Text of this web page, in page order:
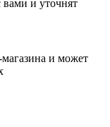
и уточнят
магазина и может